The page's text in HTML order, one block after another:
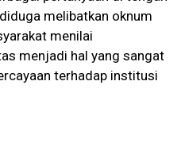
melibatkan oknum
menilai
menjadi hal yang sangat
terhadap institusi